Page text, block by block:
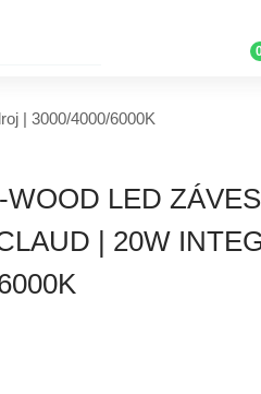
| 3000/4000/6000K
LED
| 20W